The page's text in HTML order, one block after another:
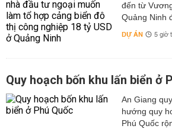
đến từ
Quảng Ninh
DỰ ÁN 5 giờ
Quy hoạch bốn khu lấn biển ở
An Giang
hướng quy
Phú Quốc